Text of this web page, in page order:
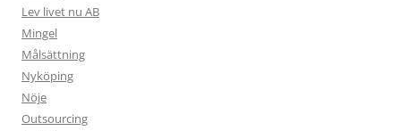
Lev livet nu AB
Mingel
Målsättning
Nyköping
Nöje
Outsourcing